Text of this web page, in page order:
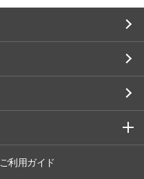
ご利用ガイド